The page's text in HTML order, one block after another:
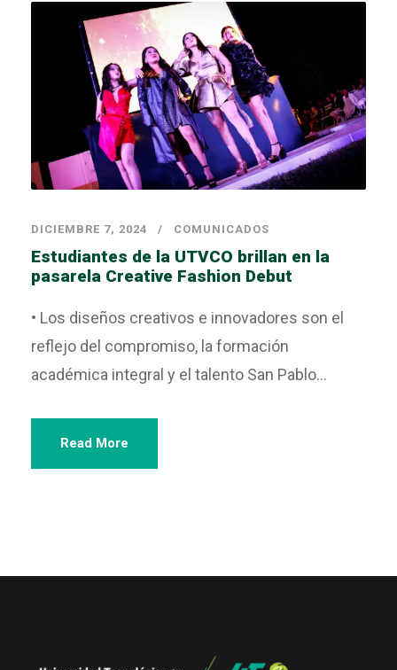
DICIEMBRE 7, 2024 COMUNICADOS
Estudiantes de la UTVCO brillan en la
pasarela Creative Fashion Debut
• Los diseños creativos e innovadores son el
reflejo del compromiso, la formación
académica integral y el talento San Pablo...
Read More